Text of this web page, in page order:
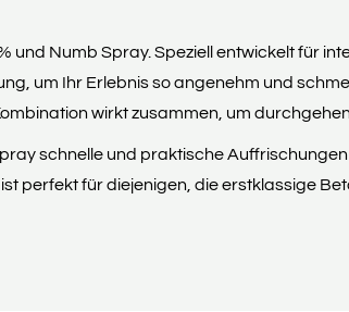
Numb Spray. Speziell entwickelt für
um Ihr Erlebnis so angenehm und
wirkt zusammen, um
schnelle und praktische
perfekt für diejenigen, die erstklassige